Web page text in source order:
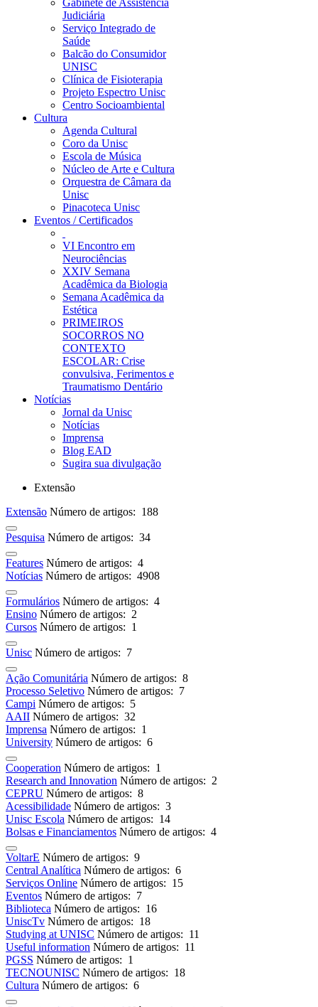
Gabinete de Assistência
Judiciária
Serviço Integrado de
Saúde
Balcão do Consumidor
UNISC
Clínica de Fisioterapia
Projeto Espectro Unisc
Centro Socioambiental
Cultura
Agenda Cultural
Coro da Unisc
Escola de Música
Núcleo de Arte e Cultura
Orquestra de Câmara da
Unisc
Pinacoteca Unisc
Eventos / Certificados
VI Encontro em
Neurociências
XXIV Semana
Acadêmica da Biologia
Semana Acadêmica da
Estética
PRIMEIROS
SOCORROS NO
CONTEXTO
ESCOLAR: Crise
convulsiva, Ferimentos e
Traumatismo Dentário
Notícias
Jornal da Unisc
Notícias
Imprensa
Blog EAD
Sugira sua divulgação
Extensão
Extensão Número de artigos: 188
Pesquisa Número de artigos: 34
Features Número de artigos: 4
Notícias Número de artigos: 4908
Formulários Número de artigos: 4
Ensino Número de artigos: 2
Cursos Número de artigos: 1
Unisc Número de artigos: 7
Ação Comunitária Número de artigos: 8
Processo Seletivo Número de artigos: 7
Campi Número de artigos: 5
AAII Número de artigos: 32
Imprensa Número de artigos: 1
University Número de artigos: 6
Cooperation Número de artigos: 1
Research and Innovation Número de artigos: 2
CEPRU Número de artigos: 8
Acessibilidade Número de artigos: 3
Unisc Escola Número de artigos: 14
Bolsas e Financiamentos Número de artigos: 4
VoltarE Número de artigos: 9
Central Analítica Número de artigos: 6
Serviços Online Número de artigos: 15
Eventos Número de artigos: 7
Biblioteca Número de artigos: 16
UniscTv Número de artigos: 18
Studying at UNISC Número de artigos: 11
Useful information Número de artigos: 11
PGSS Número de artigos: 1
TECNOUNISC Número de artigos: 18
Cultura Número de artigos: 6